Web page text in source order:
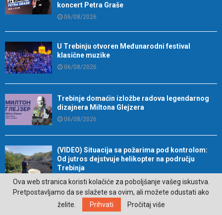
koncert Petra Graše
06/08/2026
U Trebinju otvoren Međunarodni festival
klasične muzike
06/08/2026
Trebinje domaćin izložbe radova legendarnog
dizajnera Miltona Glejzera
06/08/2026
(VIDEO) Situacija sa požarima pod kontrolom:
Od jutros dejstvuje helikopter na području
Trebinja
06/08/2026
Ova tri horoskopska znaka najčešće sami sebi
Ova web stranica koristi kolačiće za poboljšanje vašeg iskustva.
Pretpostavljamo da se slažete sa ovim, ali možete odustati ako
želite.
Prihvati Pročitaj više